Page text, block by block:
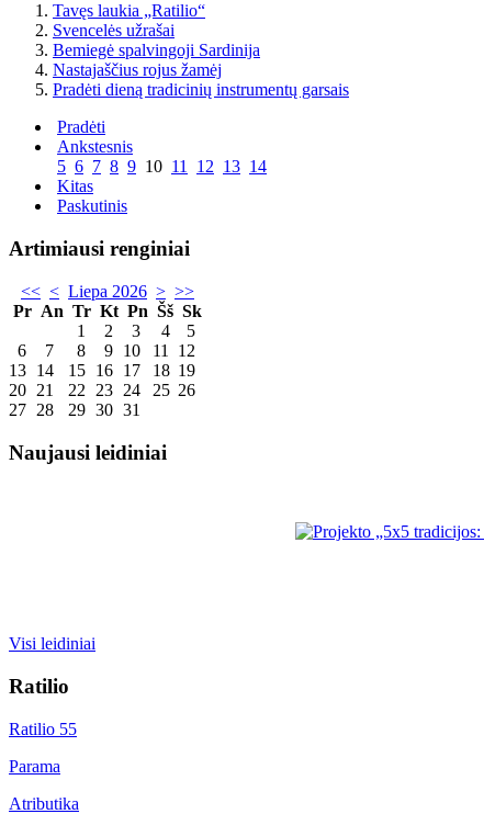
Tavęs laukia „Ratilio“
Svencelės užrašai
Bemiegė spalvingoji Sardinija
Nastajaščius rojus žamėj
Pradėti dieną tradicinių instrumentų garsais
Pradėti
Ankstesnis
5 6 7 8 9 10 11 12 13 14
Kitas
Paskutinis
Artimiausi renginiai
<< < Liepa 2026 > >>
Pr An Tr Kt Pn Šš Sk
1
2 3 4
5
6
7 8 9 10 11
12
13 14 15 16 17 18 19
20 21 22 23 24 25 26
27 28 29 30 31
Naujausi leidiniai
Visi leidiniai
Ratilio
Ratilio 55
Parama
Atributika